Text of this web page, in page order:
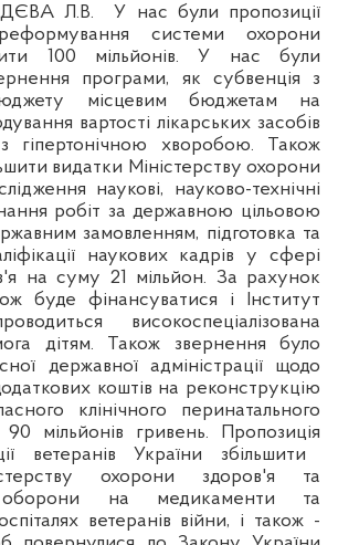
ДЄВАЛ.В.
У нас були пропозиції
системи охорони
100 мільйонів. У нас були
програми, як субвенція з
місцевим бюджетам на
вартості лікарських засобів
гіпертонічною хворобою. Також
видатки Міністерству охорони
ідження наукові, науково-технічні
робіт за державною цільовою
замовленням, підготовка та
наукових кадрів у сфері
на суму 21 мільйон. За рахунок
буде фінансуватися і Інститут
високоспеціалізована
дітям. Також звернення було
державної адміністрації щодо
коштів на реконструкцію
клінічного перинатального
мільйонів гривень. Пропозиція
ветеранів України збільшити
охорони здоров'я та
оборони на медикаменти та
ветеранів війни, і також -